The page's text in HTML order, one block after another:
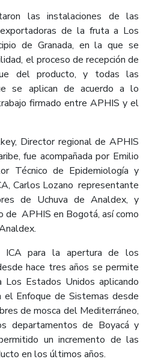
las instalaciones de las
de la fruta a Los
de Granada, en la que se
el proceso de recepción de
del producto, y todas las
se aplican de acuerdo a lo
firmado entre APHIS y el
Director regional de APHIS
fue acompañada por Emilio
Técnico de Epidemiología y
Carlos Lozano representante
de Uchuva de Analdex, y
de APHIS en Bogotá, así como
ICA para la apertura de los
hace tres años se permite
Estados Unidos aplicando
el Enfoque de Sistemas desde
de mosca del Mediterráneo,
departamentos de Boyacá y
un incremento de las
en los últimos años.